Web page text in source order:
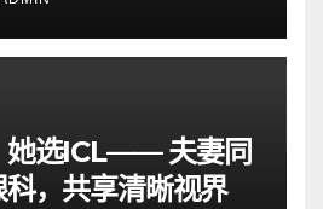
她选ICL—— 夫妻同
，共享清晰视界